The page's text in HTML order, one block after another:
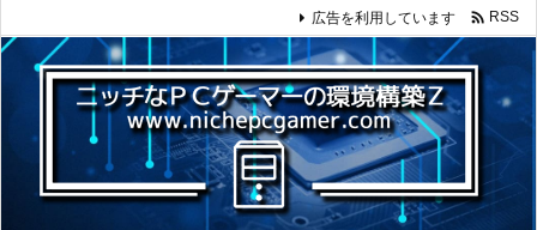
広告を利用しています  RSS